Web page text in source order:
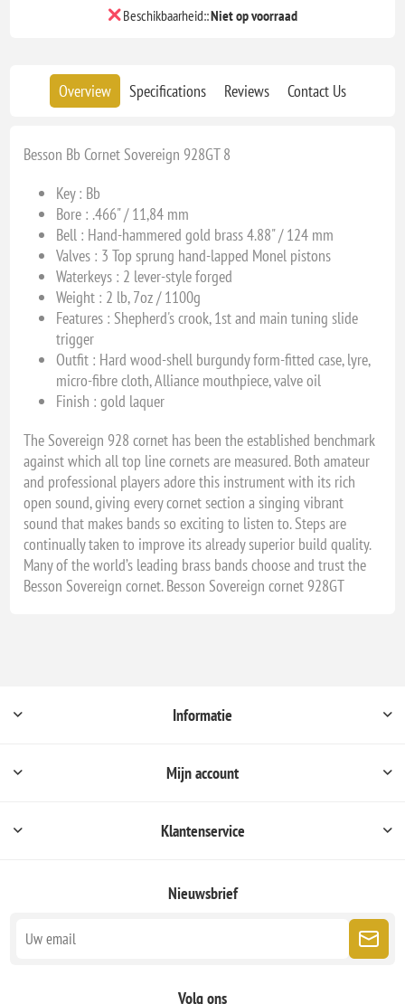
Beschikbaarheid::Niet op voorraad
Overview Specifications Reviews Contact Us
Besson Bb Cornet Sovereign 928GT 8
Key : Bb
Bore : .466" / 11,84 mm
Bell : Hand-hammered gold brass 4.88" / 124 mm
Valves : 3 Top sprung hand-lapped Monel pistons
Waterkeys : 2 lever-style forged
Weight : 2 lb, 7oz / 1100g
Features : Shepherd's crook, 1st and main tuning slide
trigger
Outfit : Hard wood-shell burgundy form-fitted case, lyre,
micro-fibre cloth, Alliance mouthpiece, valve oil
Finish : gold laquer
The Sovereign 928 cornet has been the established benchmark
against which all top line cornets are measured. Both amateur
and professional players adore this instrument with its rich
open sound, giving every cornet section a singing vibrant
sound that makes bands so exciting to listen to. Steps are
continually taken to improve its already superior build quality.
Many of the world’s leading brass bands choose and trust the
Besson Sovereign cornet. Besson Sovereign cornet 928GT
Informatie
Mijn account
Klantenservice
Nieuwsbrief
Volg ons